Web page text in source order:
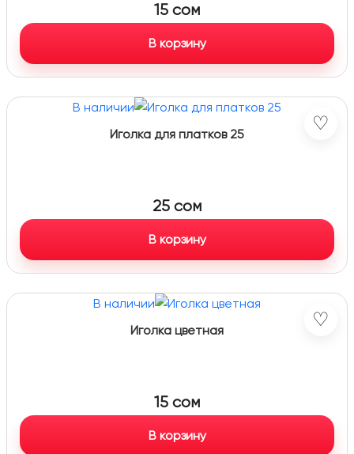
15 сом
В корзину
В наличии
♡
Иголка для платков 25
25 сом
В корзину
В наличии
♡
Иголка цветная
15 сом
В корзину